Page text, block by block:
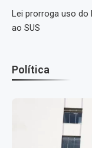
Lei prorroga uso do
ao SUS
Política